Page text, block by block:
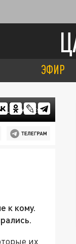
ЭФИР
к кому.
их